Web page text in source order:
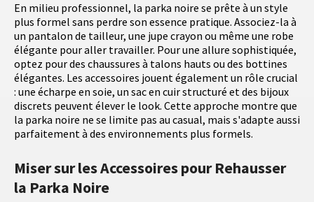
En milieu professionnel, la parka noire se prête à un style
plus formel sans perdre son essence pratique. Associez-la à
un pantalon de tailleur, une jupe crayon ou même une robe
élégante pour aller travailler. Pour une allure sophistiquée,
optez pour des chaussures à talons hauts ou des bottines
élégantes. Les accessoires jouent également un rôle crucial
: une écharpe en soie, un sac en cuir structuré et des bijoux
discrets peuvent élever le look. Cette approche montre que
la parka noire ne se limite pas au casual, mais s'adapte aussi
parfaitement à des environnements plus formels.
Miser sur les Accessoires pour Rehausser
la Parka Noire